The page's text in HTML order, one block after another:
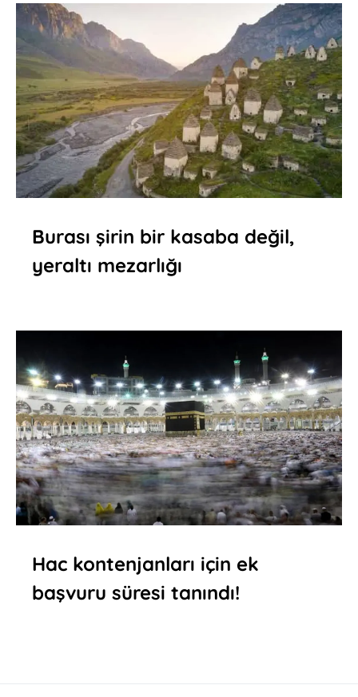
Burası şirin bir kasaba değil,
yeraltı mezarlığı
Hac kontenjanları için ek
başvuru süresi tanındı!